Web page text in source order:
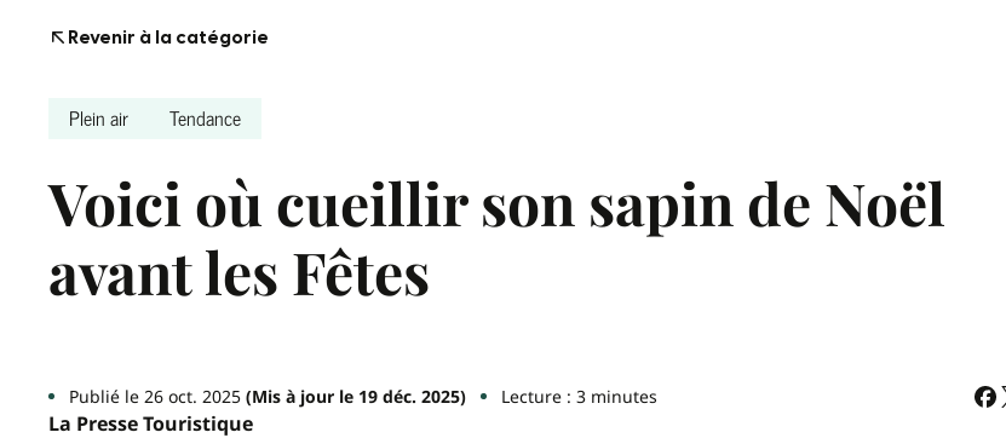
Revenir à la catégorie
Plein air Tendance
Voici où cueillir son sapin de Noël
avant les Fêtes
Publié le 26 oct. 2025(Mis à jour le 19 déc. 2025) Lecture : 3 minutes
La Presse Touristique